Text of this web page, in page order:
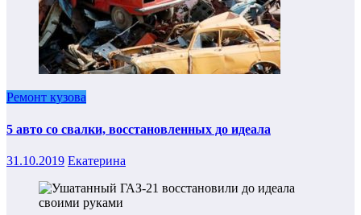
Ремонт кузова
5 авто со свалки, восстановленных до идеала
31.10.2019 Екатерина